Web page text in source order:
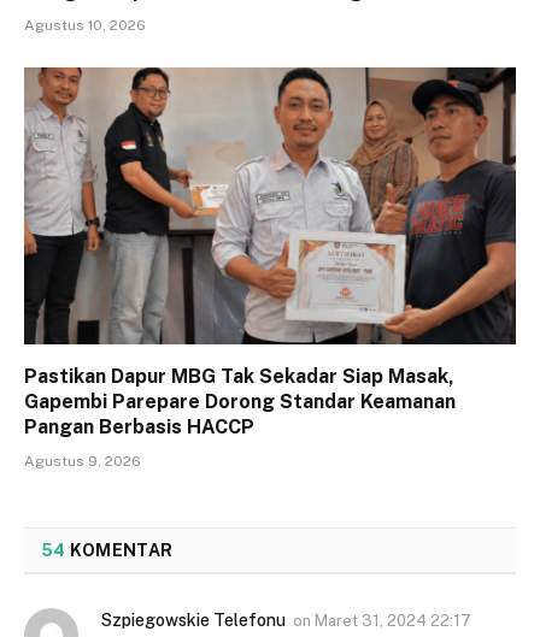
Agustus 10, 2026
Pastikan Dapur MBG Tak Sekadar Siap Masak,
Gapembi Parepare Dorong Standar Keamanan
Pangan Berbasis HACCP
Agustus 9, 2026
54 KOMENTAR
Szpiegowskie Telefonu on Maret 31, 2024 22:17